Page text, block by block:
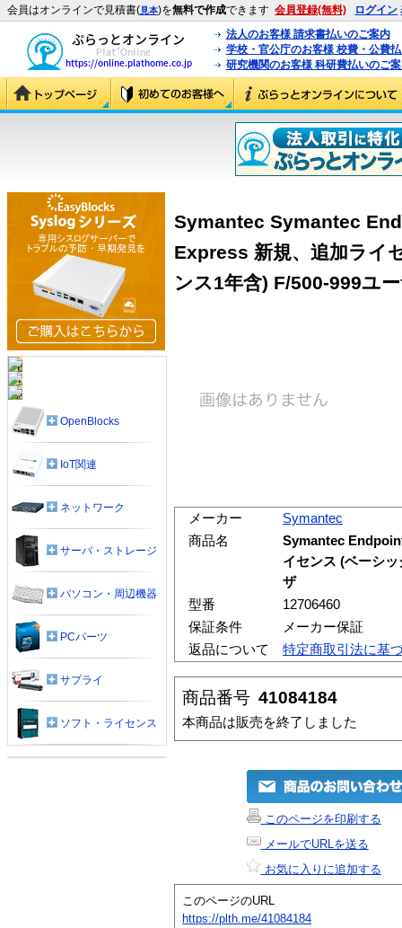
会員はオンラインで見積書(見本)を無料で作成できます 会員登録(無料) ログイン
法人のお客様 請求書払いのご案内
学校・官公庁のお客様 校費・公費
研究機関のお客様 科研費払いのご
Symantec Symantec
Express 新規、追加ライ
ンス1年含) F/500-999ユ
メーカー
Symantec
商品名
Symantec
イセンス (ベーシ
ザ
型番
12706460
保証条件
メーカー保証
返品について
特定商取引法に基
商品番号 41084184
本商品は販売を終了しました
このページを印刷する
メールでURLを送る
お気に入りに追加する
このページのURL
https://plth.me/41084184
OpenBlocks
IoT関連
ネットワーク
サーバ・ストレージ
パソコン・周辺機器
PCパーツ
サプライ
ソフト・ライセンス